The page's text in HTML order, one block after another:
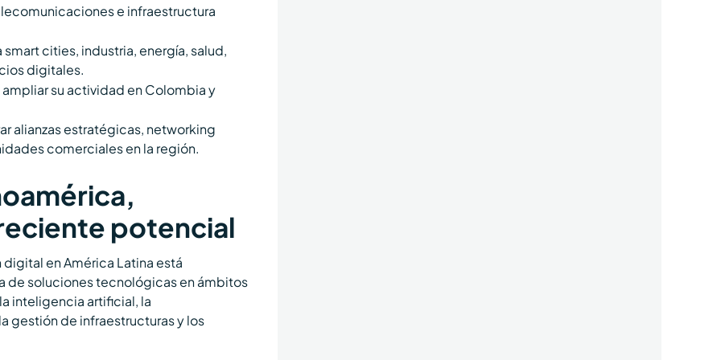
e infraestructura
cities, industria, energía, salud,
digitales.
su actividad en Colombia y
alianzas estratégicas, networking
comerciales en la región.
potencial
en América Latina está
de soluciones tecnológicas en ámbitos
inteligencia artificial, la
gestión de infraestructuras y los